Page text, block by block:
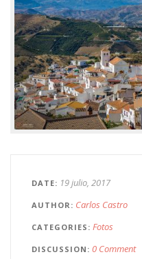
DATE 19 julio, 2017
AUTHOR Carlos Castro
CATEGORIES Fotos
DISCUSSION 0 Comment